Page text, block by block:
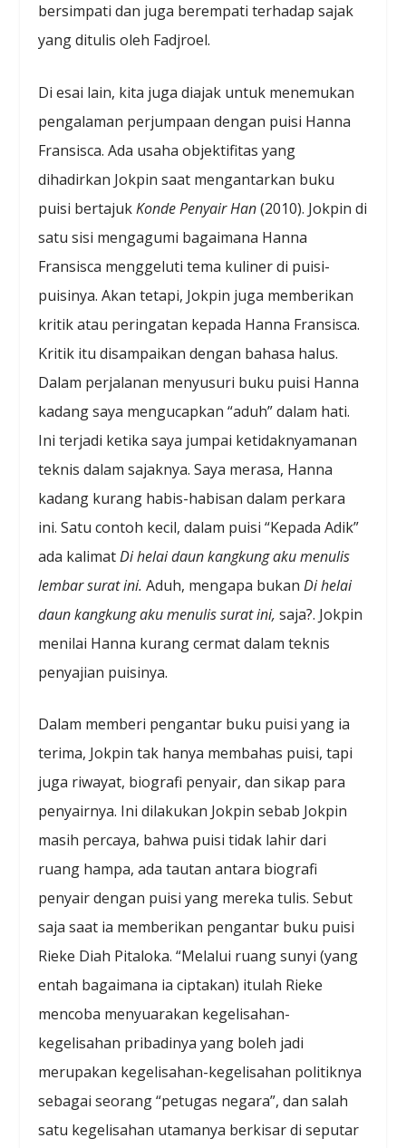
bersimpati dan juga berempati terhadap sajak
yang ditulis oleh Fadjroel.
Di esai lain, kita juga diajak untuk menemukan
pengalaman perjumpaan dengan puisi Hanna
Fransisca. Ada usaha objektifitas yang
dihadirkan Jokpin saat mengantarkan buku
puisi bertajukKonde Penyair Han(2010). Jokpin di
satu sisi mengagumi bagaimana Hanna
Fransisca menggeluti tema kuliner di puisi-
puisinya. Akan tetapi, Jokpin juga memberikan
kritik atau peringatan kepada Hanna Fransisca.
Kritik itu disampaikan dengan bahasa halus.
Dalam perjalanan menyusuri buku puisi Hanna
kadang saya mengucapkan “aduh” dalam hati.
Ini terjadi ketika saya jumpai ketidaknyamanan
teknis dalam sajaknya. Saya merasa, Hanna
kadang kurang habis-habisan dalam perkara
ini. Satu contoh kecil, dalam puisi “Kepada Adik”
ada kalimatDi helai daun kangkung aku menulis
lembar surat ini.Aduh, mengapa bukanDi helai
daun kangkung aku menulis surat ini, saja?. Jokpin
menilai Hanna kurang cermat dalam teknis
penyajian puisinya.
Dalam memberi pengantar buku puisi yang ia
terima, Jokpin tak hanya membahas puisi, tapi
juga riwayat, biografi penyair, dan sikap para
penyairnya. Ini dilakukan Jokpin sebab Jokpin
masih percaya, bahwa puisi tidak lahir dari
ruang hampa, ada tautan antara biografi
penyair dengan puisi yang mereka tulis. Sebut
saja saat ia memberikan pengantar buku puisi
Rieke Diah Pitaloka. “Melalui ruang sunyi (yang
entah bagaimana ia ciptakan) itulah Rieke
mencoba menyuarakan kegelisahan-
kegelisahan pribadinya yang boleh jadi
merupakan kegelisahan-kegelisahan politiknya
sebagai seorang “petugas negara”, dan salah
satu kegelisahan utamanya berkisar di seputar